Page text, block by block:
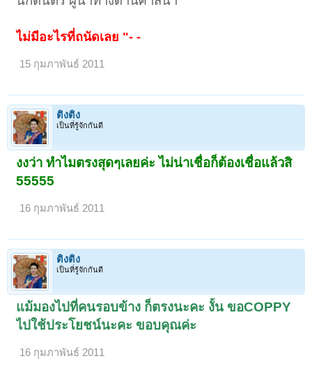
ไม่มีอะไรที่ถนัดเลย "- -
15 กุมภาพันธ์ 2011
ติงติง
เป็นที่รู้จักกันดี
งงว่า ทำไมตรงสุดๆเลยค่ะ ไม่น่าเชื่อก็ต้องเชื่อแล้วสิ
55555
16 กุมภาพันธ์ 2011
ติงติง
เป็นที่รู้จักกันดี
แม้มองไปที่คนรอบข้าง ก็ตรงนะคะ งั้น ขอCOPPY
ไปใช้ประโยชน์นะคะ ขอบคุณค่ะ
16 กุมภาพันธ์ 2011